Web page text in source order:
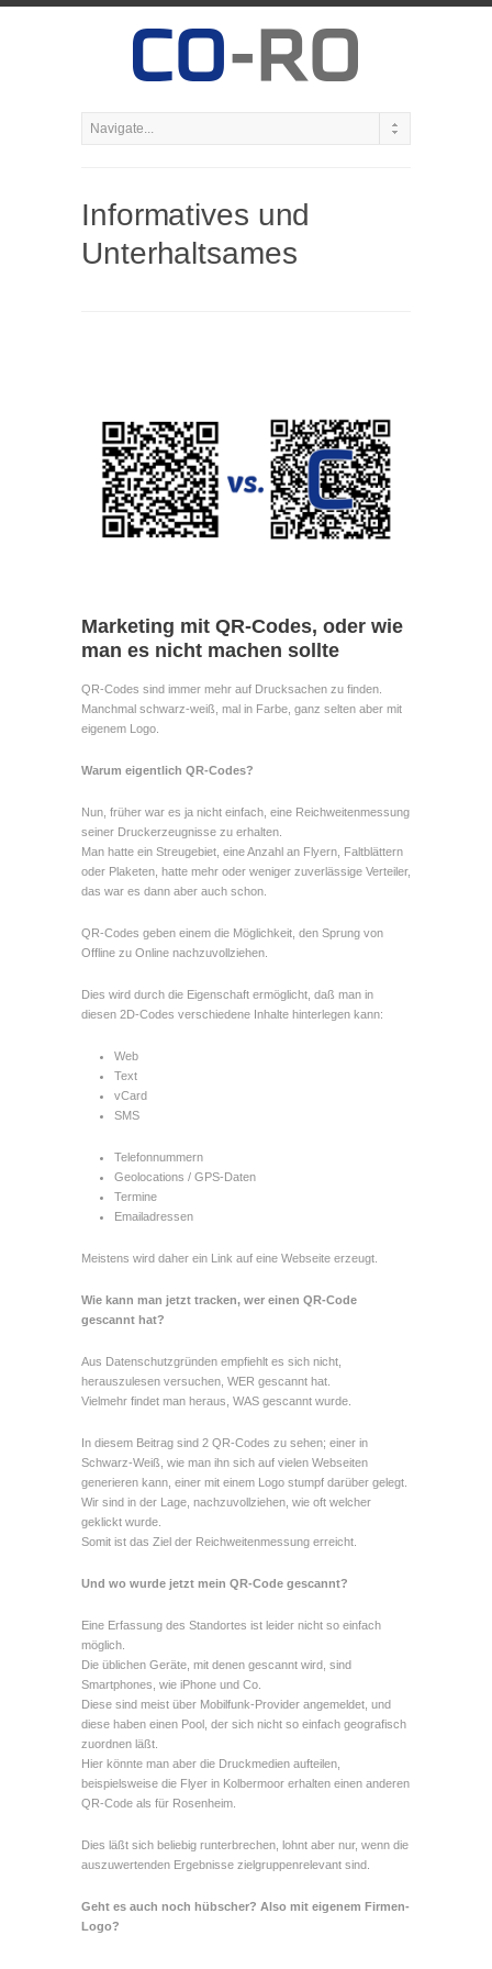
Informatives und
Unterhaltsames
Marketing mit QR-Codes, oder wie
man es nicht machen sollte
QR-Codes sind immer mehr auf Drucksachen zu finden.
Manchmal schwarz-weiß, mal in Farbe, ganz selten aber mit
eigenem Logo.
Warum eigentlich QR-Codes?
Nun, früher war es ja nicht einfach, eine Reichweitenmessung
seiner Druckerzeugnisse zu erhalten.
Man hatte ein Streugebiet, eine Anzahl an Flyern, Faltblättern
oder Plaketen, hatte mehr oder weniger zuverlässige Verteiler,
das war es dann aber auch schon.
QR-Codes geben einem die Möglichkeit, den Sprung von
Offline zu Online nachzuvollziehen.
Dies wird durch die Eigenschaft ermöglicht, daß man in
diesen 2D-Codes verschiedene Inhalte hinterlegen kann:
Web
Text
vCard
SMS
Telefonnummern
Geolocations / GPS-Daten
Termine
Emailadressen
Meistens wird daher ein Link auf eine Webseite erzeugt.
Wie kann man jetzt tracken, wer einen QR-Code
gescannt hat?
Aus Datenschutzgründen empfiehlt es sich nicht,
herauszulesen versuchen, WER gescannt hat.
Vielmehr findet man heraus, WAS gescannt wurde.
In diesem Beitrag sind 2 QR-Codes zu sehen; einer in
Schwarz-Weiß, wie man ihn sich auf vielen Webseiten
generieren kann, einer mit einem Logo stumpf darüber gelegt.
Wir sind in der Lage, nachzuvollziehen, wie oft welcher
geklickt wurde.
Somit ist das Ziel der Reichweitenmessung erreicht.
Und wo wurde jetzt mein QR-Code gescannt?
Eine Erfassung des Standortes ist leider nicht so einfach
möglich.
Die üblichen Geräte, mit denen gescannt wird, sind
Smartphones, wie iPhone und Co.
Diese sind meist über Mobilfunk-Provider angemeldet, und
diese haben einen Pool, der sich nicht so einfach geografisch
zuordnen läßt.
Hier könnte man aber die Druckmedien aufteilen,
beispielsweise die Flyer in Kolbermoor erhalten einen anderen
QR-Code als für Rosenheim.
Dies läßt sich beliebig runterbrechen, lohnt aber nur, wenn die
auszuwertenden Ergebnisse zielgruppenrelevant sind.
Geht es auch noch hübscher? Also mit eigenem Firmen-
Logo?